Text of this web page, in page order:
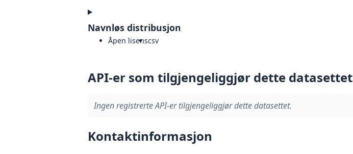
Navnløs distribusjon
Åpen lisenscsv
API-er som tilgjengeliggjør dette datasettet
Ingen registrerte API-er tilgjengeliggjør dette datasettet.
Kontaktinformasjon